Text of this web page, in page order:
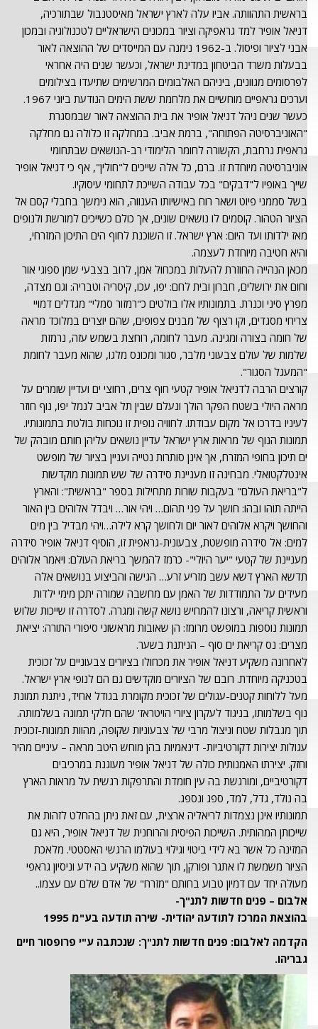
בראשית התהוותה. אביו עלה לארץ ישראל מאיסטנבול שבתורכיה,
דניאל אופיר למד גראפיקה וציור במכונים הישראליים לטכנולוגיה ובמכון
אבני לציור ופיסול. ב-1962 נימנה עם המייסדים של ההוצאה לאור
בבעלות משרד הביטחון במדינת ישראל, וכעשר שנים היה אחראי
לפרסומים מגוונים, ביניהם האלבומים המרשימים שתיעדו בצילומים
וערכים גראפיים מוחשיים את מלחמת ששת הימים הנודעת ביוני 1967.
כעשר שנים ניהל דניאל אופיר את בית ההוצאה לאור שבמסגרת
"האוניברסיטה הפתוחה", ברמת אביב. במחלקה זו כלולה גם מחלקה
גראפית נרחבת, הקשורה לחומר הלימודי רב-הנושאים שבתחומי
אוניברסיטה מיוחדת זו. ברם, כל אלה שייכים ל"חולין", אף כי דניאל אופיר
שייך באופיו ל"דבקים" בכל עבודה השייכת לתחומי עיסוקיו.
בשל סממני פיוט ושאר רוח באישיותו הענווה, הוא נימשך בחבלי קסם אל
הציור הטהור. קוסמים לו נושאים שונים, אך כולם כשייכים למורשת ולנופים
מאז ילדותו ועד היום: ארץ ישראל. זו השוכנת לחוף הים התיכון המזרחי,
והיא חטיבה מיוחדת לעצמה.
מכאן הנהייה החוזרת להעלות במכחול אמן, לרוב בצבעי שמן ספוגי אור
וחום את ירושלים, חברון ובית לחם: יפו, עכו, קיסריה וטבריה: וגם מצדה,
מפרץ סיני וכנרת. בתמונותיו אלו בולטים כ"רמזור סמלי" מגדלים דמויי
צריחי מסגדים, וקו רצוף של מבנים צפופים, שהם יוצרים במלוכד מראה
של חומה בצורה ומגינה. מעבר לחומה, רוחצת בשמש עזה, נרמזת
שלמות של עולם צבעוני מלבר, סגור ומכונס מלגו, שהוא מעבר לחומת
"המעגל הסגור".
קורצים הרבה לדניאל אופיר קטעי חוף צרים, רחוצי ים ועדיין שומרים על
מראה היולי בשטח הפקר הולך ונעלם שבין תל אביב לנמל יפו, נוף חוזר
לעיניו בדרכו אל מקום עבודתו. לחוויה נופית זו נוכחות בולטת בתמונותיו.
תמונות הנוף של מראות ארץ ישראל עדיין נושאים עליהן חותם מובהק של
ים תיכון בחופי המזרח, אך אינן סותרות נטייה ועניין בציור של מופשט
אינטלקטואלי. מבחינה זו מעניינת סידרה של שש תמונות מוקדשות
ל"בריאת העולם" בעקבות שורות מתחילות בספר "בראשית": והארץ
הייתה תוהו ובהו: חושך על פני תהום… ויהי אור… ויבדל אלוהים בין האור
והחושך ויקרא אלוהים לאור יום ולחושך קרא לילה…ויהי מבדיל בין מים
למים: אל סידרה מופשטת, צבעונית-גראפית זו, הוסיף דניאל אופיר סידרה
מעניינת של קטעי "יער היולי"- כרמז להמשך בריאת העולם: ויאמר אלוהים
תדשא הארץ דשא עשב מזריע זרע… הגישה והביצוע בנושאים אלה
מעידים על התמודדות של האמן עם מחשבה שמורה יתכן מימי ילדות
וראשית קריאה, ורצונו להמחיש נושא קשה ומגרה. לסדרה זו שייכות שלוש
תמונות נוספות במופשט מרומז: הן שאובות מראשוני סיפורי התורה: יציאת
מצרים: נס קריאת ים סוף – הניתנת בשער.
לאחרונה משקיע דניאל אופיר את מכחולו בציורים צבעוניים על זכוכית
בטכניקה מיוחדת. רובם של הציורים מוקדשים גם הם לנופי ארץ ישראל.
מעל ללוחות קטנים-עגולים של זכוכית מקומרת בגודל אחיד, ניתנת תמונת
נוף בשלמותו, בניגוד לעקרון ציורי הויטראז' שהם חלקי תמונה בשלמותה.
תוך מגבלות שטח וניצול מרבי של צבעוניות שקופה, מהוות תמונות-זכוכית
עגולות יצירות דקורטיביות- דינאמיות בהן מוחש היטב מראה – עיניים מהיר
וחזק. יצירתו האמנותית כולה של דניאל אופיר מעוגנת במרכיבים
דקורטיביים, ומורגשת בה עין חומדת והתרפקות רגשית על מראות הארץ
בה נולד, גדל, למד, ספג ונספג.
תמונותיו אינן נצמדות לריאליה ארצית, עם זאת ניתן בהחלט לזהות את
שייכותן המהותית. השייכות הפיסית והרוחנית של דניאל אופיר, היא גם
המזינה כל אשר בא לידי ביטוי וגילוי בעולמו הרגשי האסטטי. מלאכת
הציור משמשת לו אתגר ופורקן, תוך שהוא משקיע בה ידע וניסיון גראפי
מעולה יחד עם דמיון טבוע בחותם "מזרח" של אדם שלם עם עצמו..
אלבום – פנים חדשות לתנ"ך-
בהוצאת המרכז לתודעה יהודית- שירה תודעה בע"מ 1995
הקדמה לאלבום: פנים חדשות לתנ"ך: שנכתבה ע"י פרופסור חיים
גבריהו.